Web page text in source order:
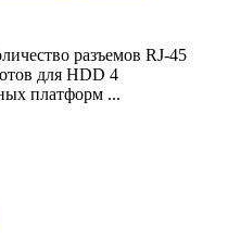
разъемов RJ-45
для HDD 4
платформ ...